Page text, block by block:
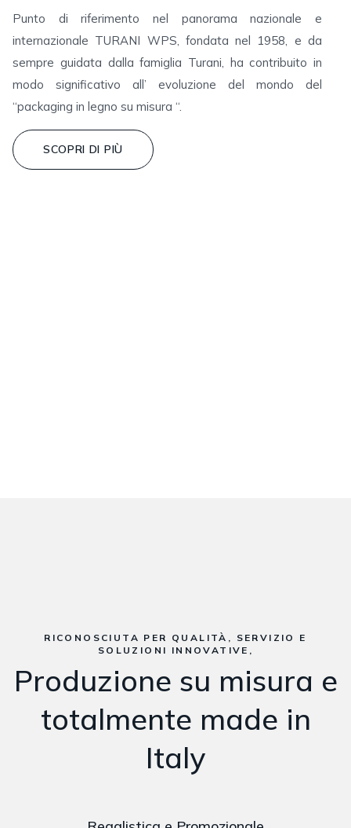
Punto di riferimento nel panorama nazionale e
internazionale TURANI WPS, fondata nel 1958, e da
sempre guidata dalla famiglia Turani, ha contribuito in
modo significativo all’ evoluzione del mondo del
“packaging in legno su misura “.
SCOPRI DI PIÙ
RICONOSCIUTA PER QUALITÀ, SERVIZIO E
SOLUZIONI INNOVATIVE,
Produzione su misura e
totalmente made in
Italy